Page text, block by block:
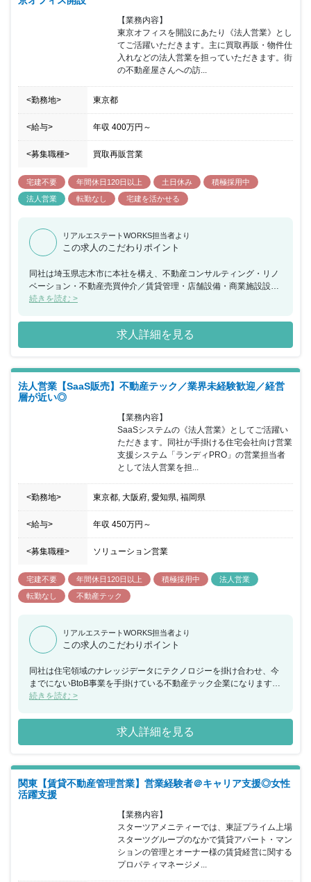
【業務内容】
東京オフィスを開設にあたり《法人営業》とし
てご活躍いただきます。主に買取再販・物件仕
入れなどの法人営業を担っていただきます。街
の不動産屋さんへの訪...
<勤務地> 東京都
<給与> 年収 400万円 ～
<募集職種> 買取再販営業
宅建不要 年間休日120日以上 土日休み
積極採用中
法人営業
転勤なし 宅建を活かせる
リアルエステートWORKS担当者より
この求人のこだわりポイント
同社は埼玉県志木市に本社を構え、不動産コンサルティング・リノ
ベーション・不動産売買仲介／賃貸管理・店舗設備・商業施設設
備・ビューティー・ヘルスケア・フードサービスなど多岐に渡る事
い《東京オフィス》を開設し今回は新オフィスへの配属となりま
す。まだまだルールや決まりごとの少ない東京オフィスになります
ので、新オフィスの立ち上げに携わることが出来る貴重なポジショ
で、入職後はオフィス全体でサポートするので安心して業務にチャ
レンジすることができる環境が整っています。会社の雰囲気として
は「いい意味でゆるい」雰囲気もあり、ネイル・ピアスもOK（周
ークが武器の同社において、オフィスの立ち上げ期から会社の成長
と共に自身も一緒に成長できる環境が魅力的な案件になります。
続きを読む >
求人詳細を見る
法人営業【SaaS販売】不動産テック／業界未経験歓迎／経営
層が近い◎
【業務内容】
SaaSシステムの《法人営業》としてご活躍い
ただきます。同社が手掛ける住宅会社向け営業
支援システム「ランディPRO」の営業担当者
として法人営業を担...
<勤務地> 東京都, 大阪府, 愛知県, 福岡県
<給与> 年収 450万円 ～
<募集職種> ソリューション営業
宅建不要 年間休日120日以上 積極採用中
法人営業
転勤なし
不動産テック
リアルエステートWORKS担当者より
この求人のこだわりポイント
同社は住宅領域のナレッジデータにテクノロジーを掛け合わせ、今
までにないBtoB事業を手掛けている不動産テック企業になります。
年間設計棟数400棟を超える日本最大級の注文住宅設計事務所とし
がりに成長を続けています。同社が企画開発販売を手掛ける「ラン
ディPRO」は、大手ハウスメーカーや工務店等、建築会社向けの営
業・接客支援ツールとして注目を集め、年々導入する企業が増えて
活躍を期待しており、営業としてマネジメントを目指しながらスキ
ルを磨くことができ、また志向性に応じてサービス企画に携わるこ
とも可能で、自らキャリアを切り開いていく事のできる環境が整っ
表取締役と営業活動を行っていただくことを想定しておりますの
で、経営層の近くで共に事業の拡大を見ることが出来る魅力的なポ
ジションへの配属となります。
続きを読む >
求人詳細を見る
関東【賃貸不動産管理営業】営業経験者＠キャリア支援◎女性
活躍支援
【業務内容】
スターツアメニティーでは、東証プライム上場
スターツグループのなかで賃貸アパート・マン
ションの管理とオーナー様の賃貸経営に関する
プロパティマネージメ...